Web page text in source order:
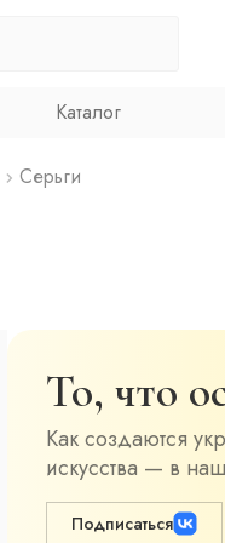
Каталог
Серьги
То, что
Как создаются
искусства — в
Подписаться